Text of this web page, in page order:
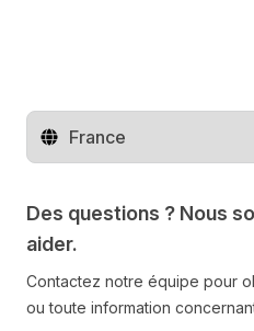
Changer de pays
Des questions ? Nous
aider.
Contactez notre équipe pour
ou toute information